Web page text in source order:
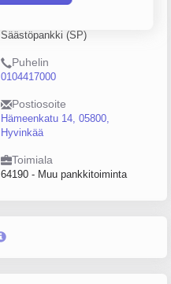
Säästöpankki (SP)
Puhelin
0104417000
Postiosoite
Hämeenkatu 14, 05800,
Hyvinkää
Toimiala
64190 - Muu pankkitoiminta